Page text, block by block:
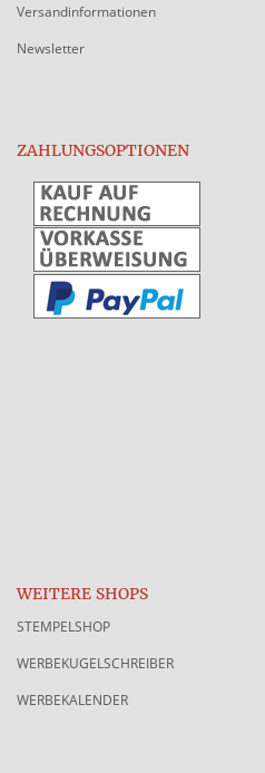
Versandinformationen
Newsletter
ZAHLUNGSOPTIONEN
WEITERE SHOPS
STEMPELSHOP
WERBEKUGELSCHREIBER
WERBEKALENDER